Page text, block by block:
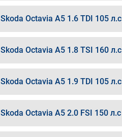
Skoda Octavia A5 1.6 TDI 105 л.с
Skoda Octavia A5 1.8 TSI 160 л.с
Skoda Octavia A5 1.9 TDI 105 л.с
Skoda Octavia A5 2.0 FSI 150 л.с